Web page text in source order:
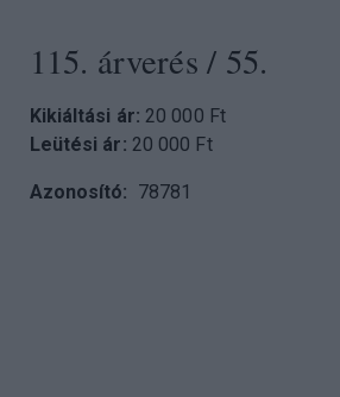
115. árverés / 55.
Kikiáltási ár: 20 000 Ft
Leütési ár: 20 000 Ft
Azonosító 78781